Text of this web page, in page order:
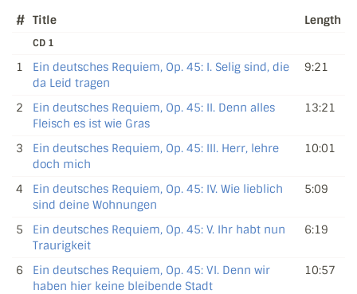
# Title Length
CD 1
1
Ein deutsches Requiem, Op. 45: I. Selig sind, die
da Leid tragen
9:21
2
Ein deutsches Requiem, Op. 45: II. Denn alles
Fleisch es ist wie Gras
13:21
3
Ein deutsches Requiem, Op. 45: III. Herr, lehre
doch mich
10:01
4
Ein deutsches Requiem, Op. 45: IV. Wie lieblich
sind deine Wohnungen
5:09
5
Ein deutsches Requiem, Op. 45: V. Ihr habt nun
Traurigkeit
6:19
6
Ein deutsches Requiem, Op. 45: VI. Denn wir
haben hier keine bleibende Stadt
10:57